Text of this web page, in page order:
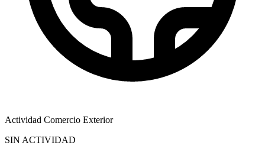
Actividad Comercio Exterior
SIN ACTIVIDAD